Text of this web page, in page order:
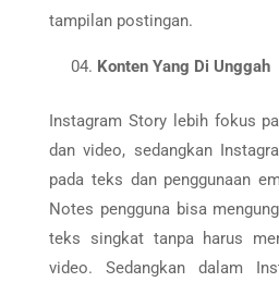
tampilan postingan.
Konten Yang Di Unggah
Instagram Story lebih fokus
dan video, sedangkan
pada teks dan penggunaan
Notes pengguna bisa
teks singkat tanpa harus
video. Sedangkan dalam